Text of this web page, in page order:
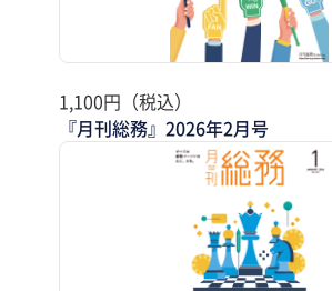
1,100円（税込）
『月刊総務』2026年2月号